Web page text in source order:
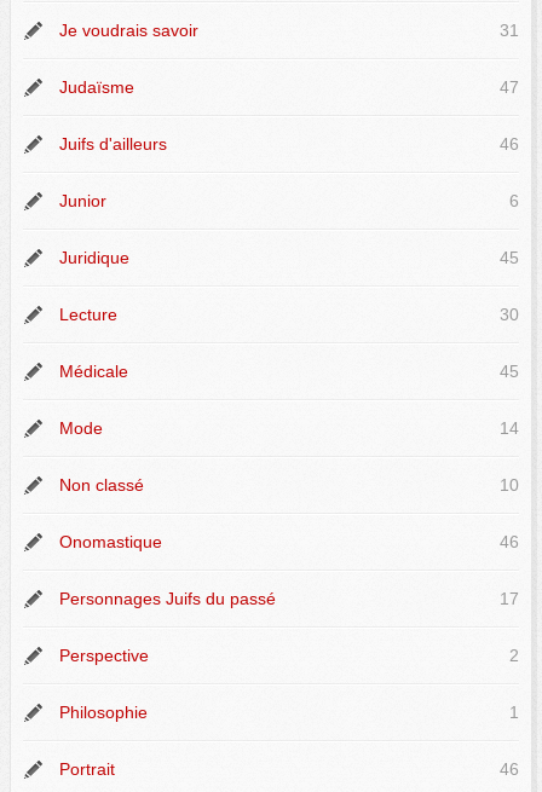
Je voudrais savoir 31
Judaïsme 47
Juifs d'ailleurs 46
Junior 6
Juridique 45
Lecture 30
Médicale 45
Mode 14
Non classé 10
Onomastique 46
Personnages Juifs du passé 17
Perspective 2
Philosophie 1
Portrait 46